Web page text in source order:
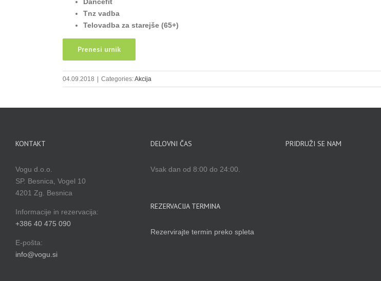
Tnz vadba
Telovadba za starejše (65+)
Prenesi urnik
04.09.2018 Categories:Akcija
KONTAKT
Vogu d.o.o.
SP. Besnica, Vogel 10
4201 Zg. Besnica
Informacije in rezervacija:
+386 40 475 090
E-pošta:
info@vogu.si
DELOVNI ČAS
Vsak dan od 8:00 do 24:00.
REZERVACIJA TERMINA
Rezervirajte termin preko spleta
PRIDRUŽI SE NAM